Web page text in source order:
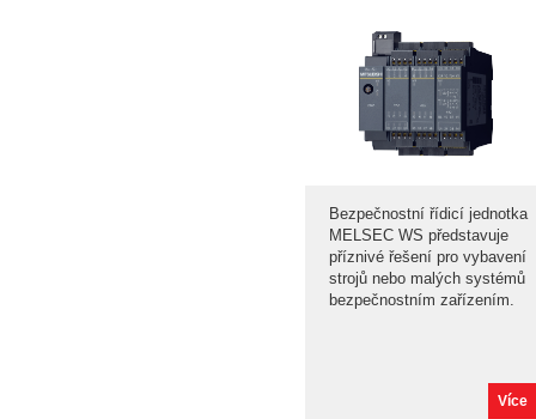
Bezpečnostní řídicí jednotka
MELSEC WS představuje
příznivé řešení pro vybavení
strojů nebo malých systémů
bezpečnostním zařízením.
Více